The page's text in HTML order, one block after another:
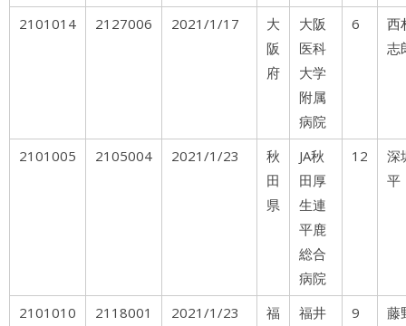
2101014 2127006 2021/1/17
大
阪
府
大阪
医科
大学
附属
病院
6
西
志
2101005 2105004 2021/1/23
秋
田
県
JA秋
田厚
生連
平鹿
総合
病院
12
深
平
2101010 2118001 2021/1/23
福
福井
9